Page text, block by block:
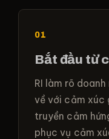
01
Bắt đầu từ
RI làm rõ
về với cảm xúc
truyền cảm
phục vụ cảm